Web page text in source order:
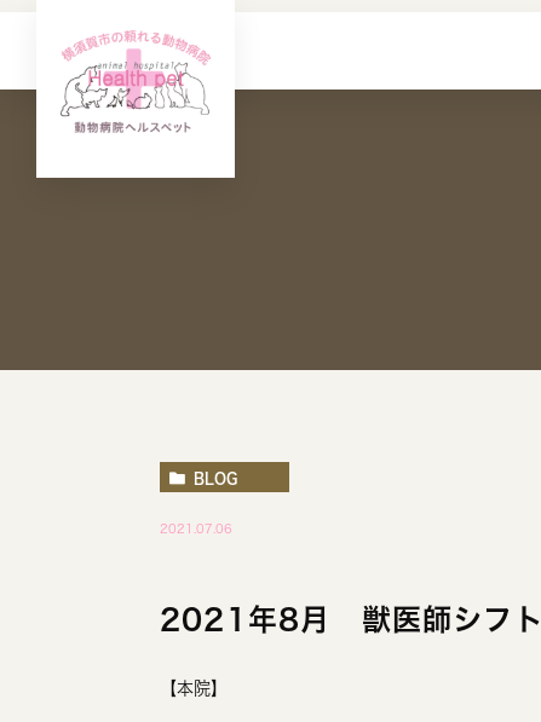
BLOG
2021.07.06
2021年8月 獣医師シフト
【本院】